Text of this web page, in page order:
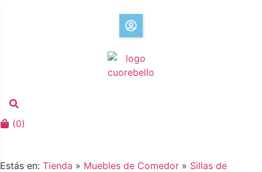
(0)
Estás en: Tienda » Muebles de Comedor » Sillas de